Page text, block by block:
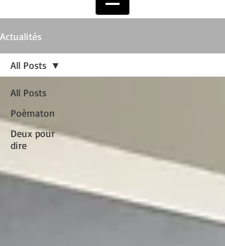
Actualités
All Posts
Poèmaton
Deux pour
dire
All Posts